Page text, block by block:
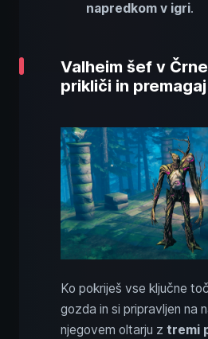
napredkom v igri.
Valheim šef v
prikliči in
Ko pokriješ vse ključne
gozda in si pripravljen na
njegovem oltarju z tremi